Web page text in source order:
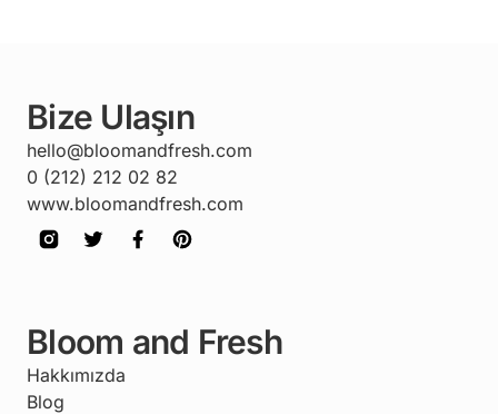
Bize Ulaşın
hello@bloomandfresh.com
0 (212) 212 02 82
www.bloomandfresh.com
Bloom and Fresh
Hakkımızda
Blog